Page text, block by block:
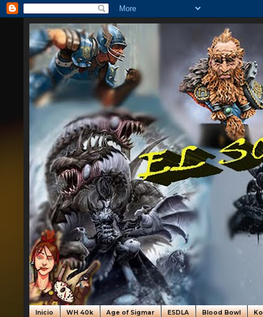
Inicio WH 40k Age of Sigmar ESDLA Blood Bowl